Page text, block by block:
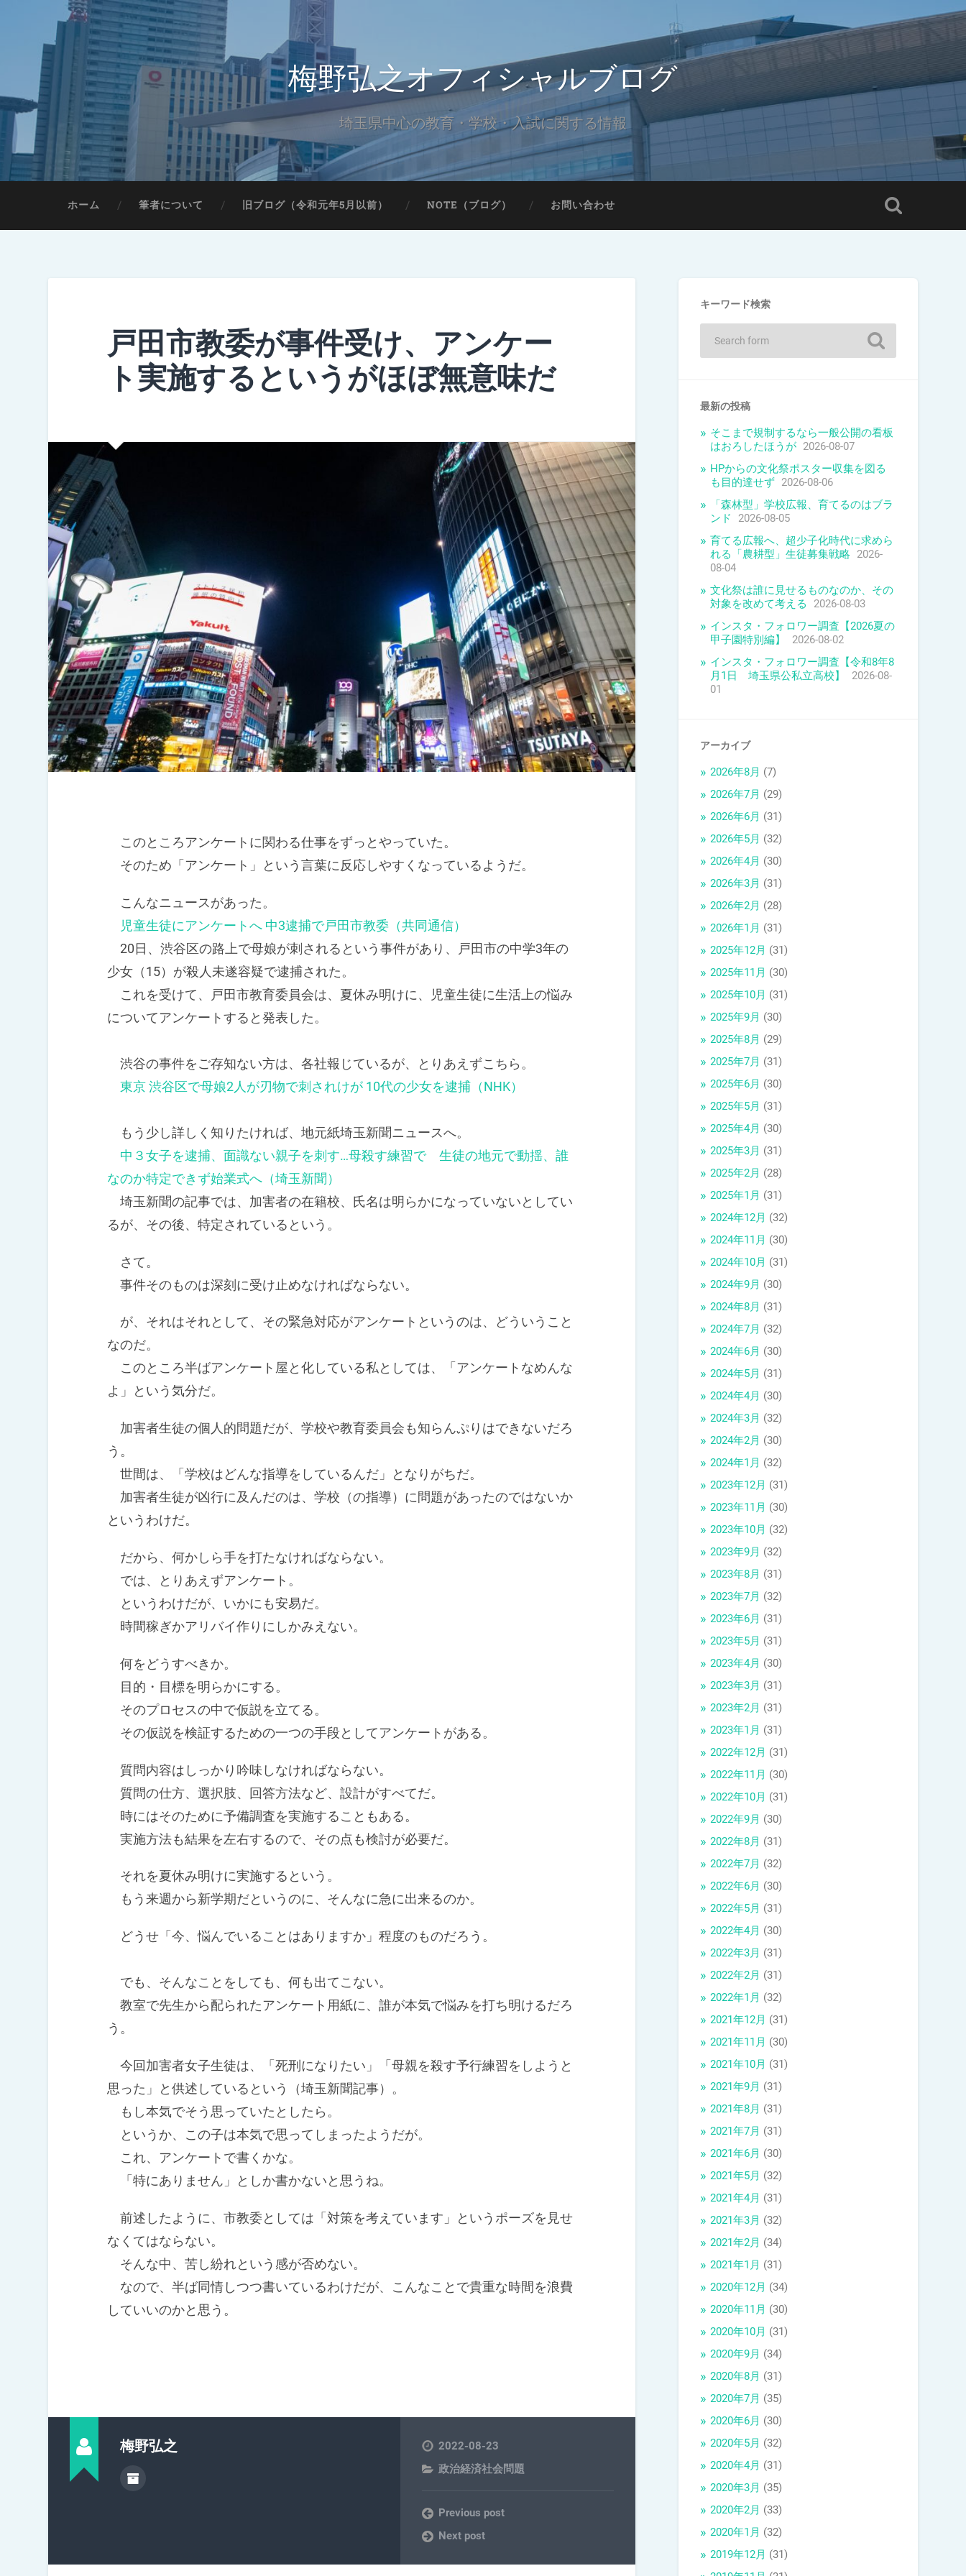
梅野弘之オフィシャルブログ
埼玉県中心の教育・学校・入試に関する情報
ホーム 筆者について 旧ブログ（令和元年5月以前） NOTE（ブログ） お問い合わせ
戸田市教委が事件受け、アンケー
ト実施するというがほぼ無意味だ
このところアンケートに関わる仕事をずっとやっていた。
そのため「アンケート」という言葉に反応しやすくなっているようだ。
こんなニュースがあった。
児童生徒にアンケートへ 中3逮捕で戸田市教委（共同通信）
20日、渋谷区の路上で母娘が刺されるという事件があり、戸田市の中学3年の
少女（15）が殺人未遂容疑で逮捕された。
これを受けて、戸田市教育委員会は、夏休み明けに、児童生徒に生活上の悩み
についてアンケートすると発表した。
渋谷の事件をご存知ない方は、各社報じているが、とりあえずこちら。
東京 渋谷区で母娘2人が刃物で刺されけが 10代の少女を逮捕（NHK）
もう少し詳しく知りたければ、地元紙埼玉新聞ニュースへ。
中３女子を逮捕、面識ない親子を刺す…母殺す練習で 生徒の地元で動揺、誰
なのか特定できず始業式へ（埼玉新聞）
埼玉新聞の記事では、加害者の在籍校、氏名は明らかになっていないとしてい
るが、その後、特定されているという。
さて。
事件そのものは深刻に受け止めなければならない。
が、それはそれとして、その緊急対応がアンケートというのは、どういうこと
なのだ。
このところ半ばアンケート屋と化している私としては、「アンケートなめんな
よ」という気分だ。
加害者生徒の個人的問題だが、学校や教育委員会も知らんぷりはできないだろ
う。
世間は、「学校はどんな指導をしているんだ」となりがちだ。
加害者生徒が凶行に及んだのは、学校（の指導）に問題があったのではないか
というわけだ。
だから、何かしら手を打たなければならない。
では、とりあえずアンケート。
というわけだが、いかにも安易だ。
時間稼ぎかアリバイ作りにしかみえない。
何をどうすべきか。
目的・目標を明らかにする。
そのプロセスの中で仮説を立てる。
その仮説を検証するための一つの手段としてアンケートがある。
質問内容はしっかり吟味しなければならない。
質問の仕方、選択肢、回答方法など、設計がすべてだ。
時にはそのために予備調査を実施することもある。
実施方法も結果を左右するので、その点も検討が必要だ。
それを夏休み明けに実施するという。
もう来週から新学期だというのに、そんなに急に出来るのか。
どうせ「今、悩んでいることはありますか」程度のものだろう。
でも、そんなことをしても、何も出てこない。
教室で先生から配られたアンケート用紙に、誰が本気で悩みを打ち明けるだろ
う。
今回加害者女子生徒は、「死刑になりたい」「母親を殺す予行練習をしようと
思った」と供述しているという（埼玉新聞記事）。
もし本気でそう思っていたとしたら。
というか、この子は本気で思ってしまったようだが。
これ、アンケートで書くかな。
「特にありません」としか書かないと思うね。
前述したように、市教委としては「対策を考えています」というポーズを見せ
なくてはならない。
そんな中、苦し紛れという感が否めない。
なので、半ば同情しつつ書いているわけだが、こんなことで貴重な時間を浪費
していいのかと思う。
梅野弘之
2022-08-23
政治経済社会問題
Previous post
Next post
キーワード検索
最新の投稿
そこまで規制するなら一般公開の看板
はおろしたほうが 2026-08-07
HPからの文化祭ポスター収集を図る
も目的達せず 2026-08-06
「森林型」学校広報、育てるのはブラ
ンド
2026-08-05
育てる広報へ、超少子化時代に求めら
れる「農耕型」生徒募集戦略 2026-
08-04
文化祭は誰に見せるものなのか、その
対象を改めて考える
2026-08-03
インスタ・フォロワー調査【2026夏の
甲子園特別編】
2026-08-02
インスタ・フォロワー調査【令和8年8
月1日 埼玉県公私立高校】
2026-08-
01
アーカイブ
2026年8月 (7)
2026年7月 (29)
2026年6月 (31)
2026年5月 (32)
2026年4月 (30)
2026年3月 (31)
2026年2月 (28)
2026年1月 (31)
2025年12月 (31)
2025年11月 (30)
2025年10月 (31)
2025年9月 (30)
2025年8月 (29)
2025年7月 (31)
2025年6月 (30)
2025年5月 (31)
2025年4月 (30)
2025年3月 (31)
2025年2月 (28)
2025年1月 (31)
2024年12月 (32)
2024年11月 (30)
2024年10月 (31)
2024年9月 (30)
2024年8月 (31)
2024年7月 (32)
2024年6月 (30)
2024年5月 (31)
2024年4月 (30)
2024年3月 (32)
2024年2月 (30)
2024年1月 (32)
2023年12月 (31)
2023年11月 (30)
2023年10月 (32)
2023年9月 (32)
2023年8月 (31)
2023年7月 (32)
2023年6月 (31)
2023年5月 (31)
2023年4月 (30)
2023年3月 (31)
2023年2月 (31)
2023年1月 (31)
2022年12月 (31)
2022年11月 (30)
2022年10月 (31)
2022年9月 (30)
2022年8月 (31)
2022年7月 (32)
2022年6月 (30)
2022年5月 (31)
2022年4月 (30)
2022年3月 (31)
2022年2月 (31)
2022年1月 (32)
2021年12月 (31)
2021年11月 (30)
2021年10月 (31)
2021年9月 (31)
2021年8月 (31)
2021年7月 (31)
2021年6月 (30)
2021年5月 (32)
2021年4月 (31)
2021年3月 (32)
2021年2月 (34)
2021年1月 (31)
2020年12月 (34)
2020年11月 (30)
2020年10月 (31)
2020年9月 (34)
2020年8月 (31)
2020年7月 (35)
2020年6月 (30)
2020年5月 (32)
2020年4月 (31)
2020年3月 (35)
2020年2月 (33)
2020年1月 (32)
2019年12月 (31)